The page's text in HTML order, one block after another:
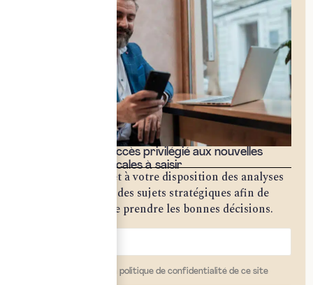
Bénéficiez d'un accès privilégié aux nouvelles
opportunités fiscales à saisir
Notre cabinet met à votre disposition des analyses
approfondies sur des sujets stratégiques afin de
vous permettre de prendre les bonnes décisions.
j'ai lu et j'accepte la politique de confidentialité de ce site